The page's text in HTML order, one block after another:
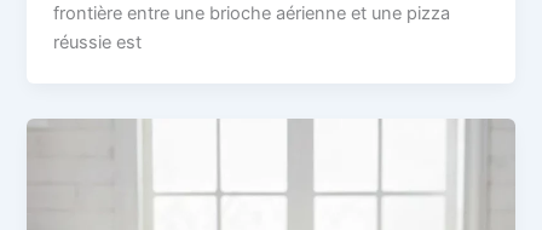
frontière entre une brioche aérienne et une pizza
réussie est